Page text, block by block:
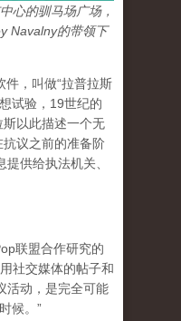
心的驯马场广场，
Navalny的带领下
件，叫做“拉普拉斯
试验，19世纪的
以此描述一个无
抗议之前的准备阶
供给执法机关、
联盟合作研究的
社交媒体的帖子和
活动，是完全可能
候。”